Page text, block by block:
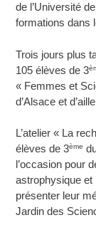
de l’Université
formations dans
Trois jours plus
105 élèves de 3
« Femmes et
d’Alsace et
L’atelier « La
élèves de 3ème
l’occasion pour
astrophysique et
présenter leur
Jardin des